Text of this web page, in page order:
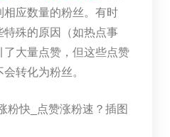
应数量的粉丝。有时
殊的原因（如热点事
大量点赞，但这些点赞
转化为粉丝。